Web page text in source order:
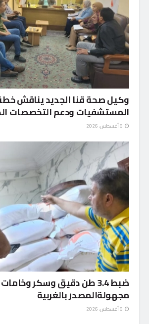
وكيل صحة قنا الجديد يناقش
المستشفيات ودعم التخصصات
ضبط 3.4 طن دقيق وسكر وخامات
مجهولةالمصدر بالغربية